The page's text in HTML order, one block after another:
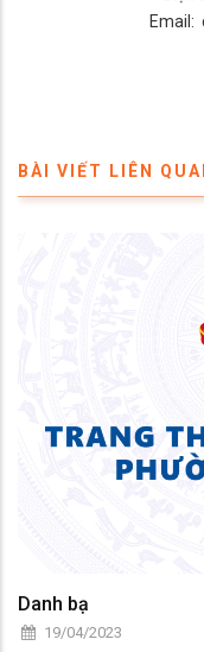
Email:
BÀI VIẾT LIÊN
Danh bạ
19/04/2023